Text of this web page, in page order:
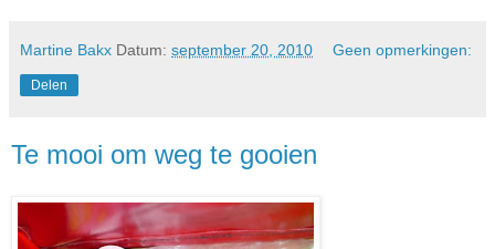
Martine Bakx Datum: september 20, 2010 Geen opmerkingen:
Delen
Te mooi om weg te gooien